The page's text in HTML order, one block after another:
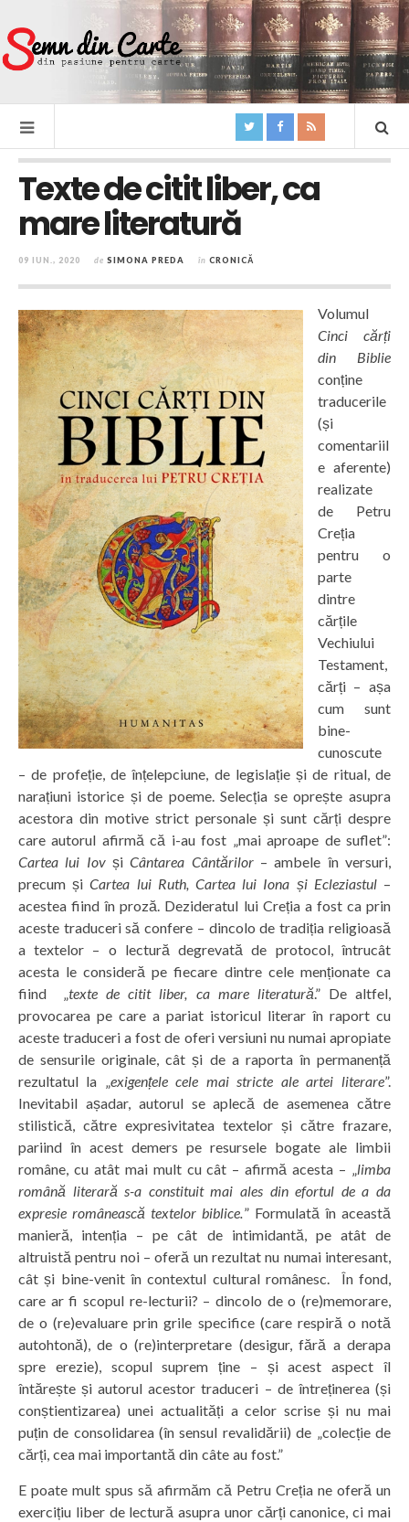
Texte de citit liber, ca
mare literatură
09 IUN., 2020 de SIMONA PREDA în CRONICĂ
Volumul
Cinci cărți
din Biblie
conține
traducerile
(și
comentariil
e aferente)
realizate
de Petru
Creția
pentru o
parte
dintre
cărțile
Vechiului
Testament,
cărți – așa
cum sunt
bine-
cunoscute
– de profeție, de înțelepciune, de legislație și de ritual, de
narațiuni istorice și de poeme. Selecția se oprește asupra
acestora din motive strict personale și sunt cărți despre
care autorul afirmă că i-au fost „mai aproape de suflet”:
Cartea lui IovșiCântarea Cântărilor– ambele în versuri,
precum șiCartea lui Ruth, Cartea lui Iona și Ecleziastul–
acestea fiind în proză. Dezideratul lui Creția a fost ca prin
aceste traduceri să confere – dincolo de tradiția religioasă
a textelor – o lectură degrevată de protocol, întrucât
acesta le consideră pe fiecare dintre cele menționate ca
fiind „texte de citit liber, ca mare literatură.” De altfel,
provocarea pe care a pariat istoricul literar în raport cu
aceste traduceri a fost de oferi versiuni nu numai apropiate
de sensurile originale, cât și de a raporta în permanență
rezultatul la „exigențele cele mai stricte ale artei literare”.
Inevitabil așadar, autorul se aplecă de asemenea către
stilistică, către expresivitatea textelor și către frazare,
pariind în acest demers pe resursele bogate ale limbii
române, cu atât mai mult cu cât – afirmă acesta – „limba
română literară s-a constituit mai ales din efortul de a da
expresie românească textelor biblice.” Formulată în această
manieră, intenția – pe cât de intimidantă, pe atât de
altruistă pentru noi – oferă un rezultat nu numai interesant,
cât și bine-venit în contextul cultural românesc. În fond,
care ar fi scopul re-lecturii? – dincolo de o (re)memorare,
de o (re)evaluare prin grile specifice (care respiră o notă
autohtonă), de o (re)interpretare (desigur, fără a derapa
spre erezie), scopul suprem ține – și acest aspect îl
întărește și autorul acestor traduceri – de întreținerea (și
conștientizarea) unei actualități a celor scrise și nu mai
puțin de consolidarea (în sensul revalidării) de „colecție de
cărți, cea mai importantă din câte au fost.”
E poate mult spus să afirmăm că Petru Creția ne oferă un
exercițiu liber de lectură asupra unor cărți canonice, ci mai